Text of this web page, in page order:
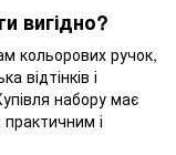
вигідно?
кольорових ручок,
відтінків і
набору має
і